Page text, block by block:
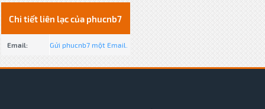
Chi tiết liên lạc của phucnb7
Email: Gửi phucnb7 một Email.